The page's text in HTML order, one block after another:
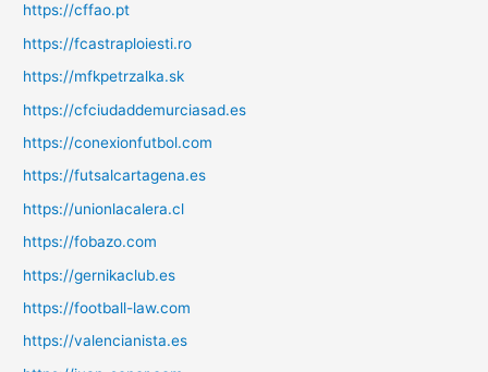
https://cffao.pt
https://fcastraploiesti.ro
https://mfkpetrzalka.sk
https://cfciudaddemurciasad.es
https://conexionfutbol.com
https://futsalcartagena.es
https://unionlacalera.cl
https://fobazo.com
https://gernikaclub.es
https://football-law.com
https://valencianista.es